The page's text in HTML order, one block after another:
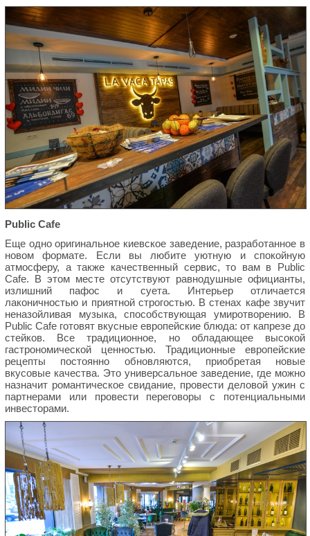
Public Cafe
Еще одно оригинальное киевское заведение, разработанное в
новом формате. Если вы любите уютную и спокойную
атмосферу, а также качественный сервис, то вам в Public
Cafe. В этом месте отсутствуют равнодушные официанты,
излишний пафос и суета. Интерьер отличается
лаконичностью и приятной строгостью. В стенах кафе звучит
неназойливая музыка, способствующая умиротворению. В
Public Cafe готовят вкусные европейские блюда: от капрезе до
стейков. Все традиционное, но обладающее высокой
гастрономической ценностью. Традиционные европейские
рецепты постоянно обновляются, приобретая новые
вкусовые качества. Это универсальное заведение, где можно
назначит романтическое свидание, провести деловой ужин с
партнерами или провести переговоры с потенциальными
инвесторами.